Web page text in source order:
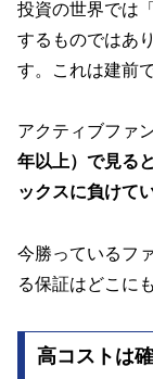
投資の世界では
するものではあ
す。これは建前
アクティブファ
年以上）で見る
ックスに負けて
今勝っているフ
る保証はどこに
高コストは